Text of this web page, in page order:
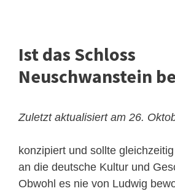
Ist das Schloss
Neuschwanstein
Zuletzt aktualisiert am 26.
konzipiert und sollte
an die deutsche Kultur und
Obwohl es nie von Ludwig